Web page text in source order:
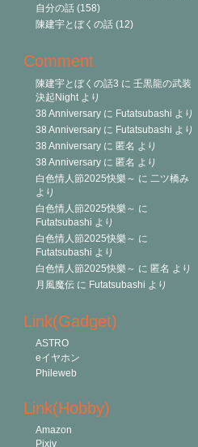
自分の話 (158)
陳建宇とぼくの話 (12)
Comment
陳建宇とぼくの話3 に 壬黒龍の武装
決起Nightより
38 Anniversary に Futatsubashi より
38 Anniversary に Futatsubashi より
38 Anniversary に 匿名 より
38 Anniversary に 匿名 より
白色情人節2025快樂～ に 二ツ橋み
より
白色情人節2025快樂～ に
Futatsubashi より
白色情人節2025快樂～ に
Futatsubashi より
白色情人節2025快樂～ に 匿名 より
月風魔伝 に Futatsubashi より
Link(Gadget)
ASTRO
eイヤホン
Phileweb
Link(Hobby)
Amazon
Pixiv